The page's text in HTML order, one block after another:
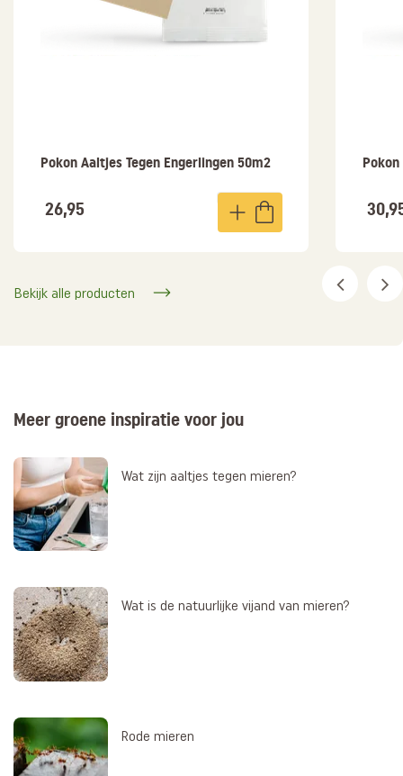
Pokon Aaltjes Tegen Engerlingen 50m2
26,95
Bekijk alle producten
Meer groene inspiratie voor jou
Wat zijn aaltjes tegen mieren?
Wat is de natuurlijke vijand van mieren?
Rode mieren